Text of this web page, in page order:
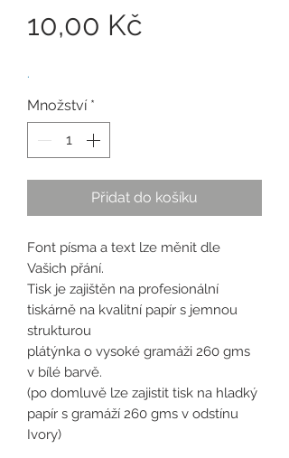
10,00 Kč
.
Množství *
Přidat do košíku
Font písma a text lze měnit dle
Vašich přání.
Tisk je zajištěn na profesionální
tiskárně na kvalitní papír s jemnou
strukturou
plátýnka o vysoké gramáži 260 gms
v bílé barvě.
(po domluvě lze zajistit tisk na hladký
papír s gramáží 260 gms v odstínu
Ivory)